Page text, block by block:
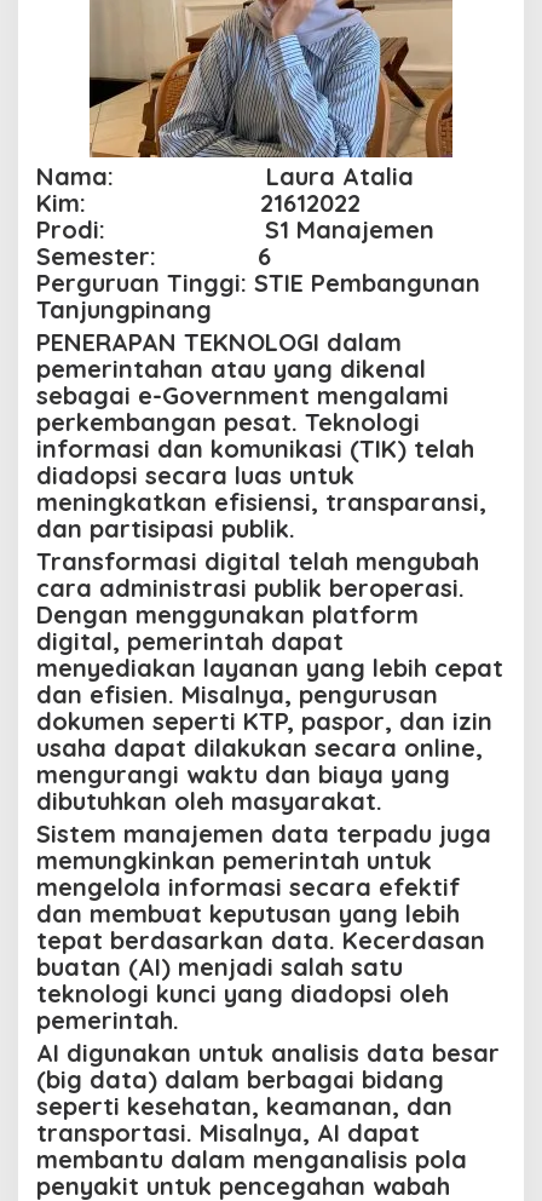
l
a
m
P
e
m
e
h
a
Nama: Laura Atalia
Kim: 21612022
Prodi: S1 Manajemen
Semester: 6
Perguruan Tinggi: STIE Pembangunan
Tanjungpinang
PENERAPAN TEKNOLOGI dalam
pemerintahan atau yang dikenal
sebagai e-Government mengalami
perkembangan pesat. Teknologi
informasi dan komunikasi (TIK) telah
diadopsi secara luas untuk
meningkatkan efisiensi, transparansi,
dan partisipasi publik.
Transformasi digital telah mengubah
cara administrasi publik beroperasi.
Dengan menggunakan platform
digital, pemerintah dapat
menyediakan layanan yang lebih cepat
dan efisien. Misalnya, pengurusan
dokumen seperti KTP, paspor, dan izin
usaha dapat dilakukan secara online,
mengurangi waktu dan biaya yang
dibutuhkan oleh masyarakat.
Sistem manajemen data terpadu juga
memungkinkan pemerintah untuk
mengelola informasi secara efektif
dan membuat keputusan yang lebih
tepat berdasarkan data. Kecerdasan
buatan (AI) menjadi salah satu
teknologi kunci yang diadopsi oleh
pemerintah.
AI digunakan untuk analisis data besar
(big data) dalam berbagai bidang
seperti kesehatan, keamanan, dan
transportasi. Misalnya, AI dapat
membantu dalam menganalisis pola
penyakit untuk pencegahan wabah